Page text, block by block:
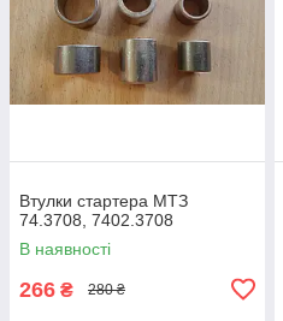
Втулки стартера МТЗ
74.3708, 7402.3708
В наявності
266 ₴ 280 ₴